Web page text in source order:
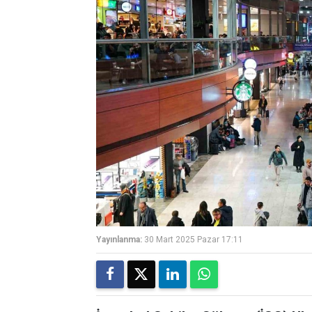
Yayınlanma: 30 Mart 2025 Pazar 17:11